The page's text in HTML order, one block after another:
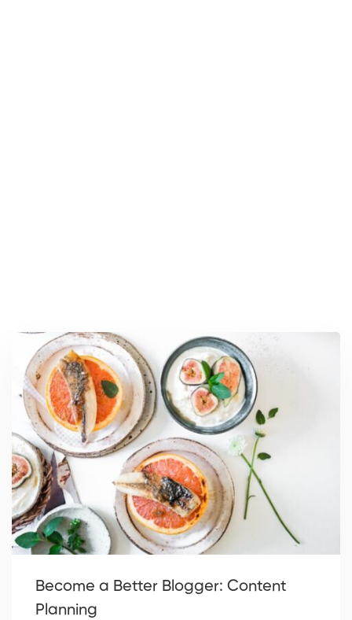
Become a Better Blogger: Content
Planning